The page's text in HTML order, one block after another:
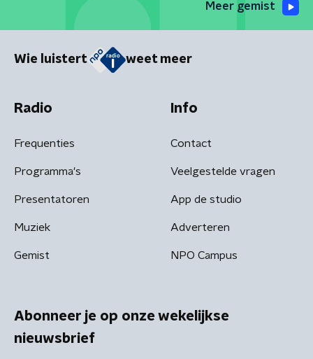
Meer gemist
Wie luistert weet meer
Radio
Frequenties
Programma's
Presentatoren
Muziek
Gemist
Info
Contact
Veelgestelde vragen
App de studio
Adverteren
NPO Campus
Abonneer je op onze wekelijkse
nieuwsbrief